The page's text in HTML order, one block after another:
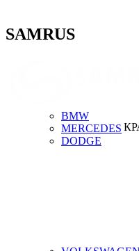
SAMRUS
BMW
MERCEDES
DODGE